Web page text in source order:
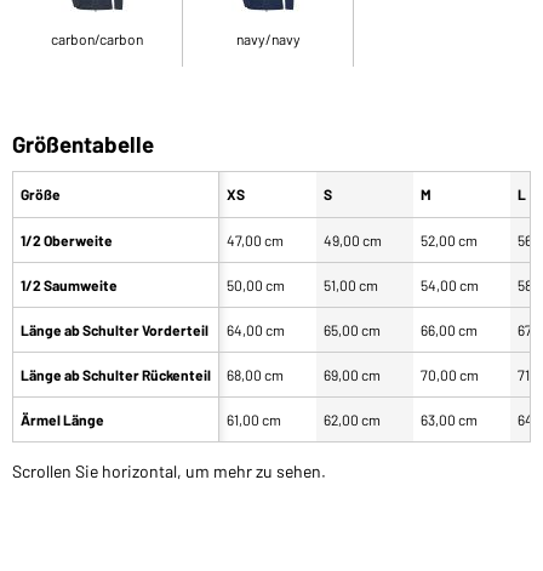
carbon/carbon navy/navy
Größentabelle
Größe
1/2 Oberweite
1/2 Saumweite
Länge ab Schulter Vorderteil
Länge ab Schulter Rückenteil
Ärmel Länge
XS S M L
47,00 cm 49,00 cm 52,00 cm
50,00 cm 51,00 cm 54,00 cm
64,00 cm 65,00 cm 66,00 cm
68,00 cm 69,00 cm 70,00 cm
61,00 cm 62,00 cm 63,00 cm
Scrollen Sie horizontal, um mehr zu sehen.